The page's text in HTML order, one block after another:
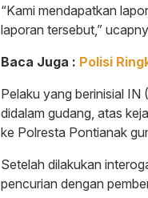
“Kami mendapatkan
laporan tersebut,”
Baca Juga : Polisi
Pelaku yang berinisial
didalam gudang, atas
ke Polresta Pontianak
Setelah dilakukan
pencurian dengan